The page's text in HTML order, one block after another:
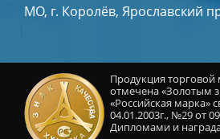
МО, г. Королёв, Ярославский
Продукция
отмечена «Золотым
«Российская марка»
04.01.2003г., №29 от
Дипломами и